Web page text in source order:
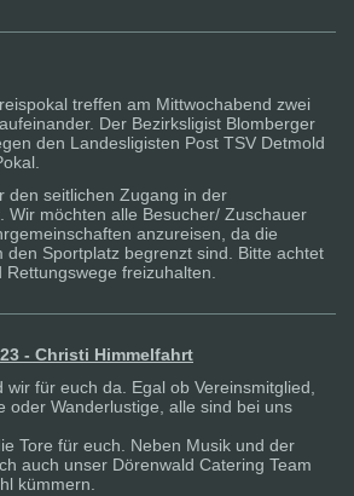
treffen am Mittwochabend zwei
Der Bezirksligist Blomberger
den Landesligisten Post TSV Detmold
den seitlichen Zugang in der
Wir möchten alle Besucher/ Zuschauer
anzureisen, da die
den Sportplatz begrenzt sind. Bitte achtet
freizuhalten.
- Christi Himmelfahrt
für euch da. Egal ob Vereinsmitglied,
oder Wanderlustige, alle sind bei uns
Tore für euch. Neben Musik und der
auch unser Dörenwald Catering Team
kümmern.